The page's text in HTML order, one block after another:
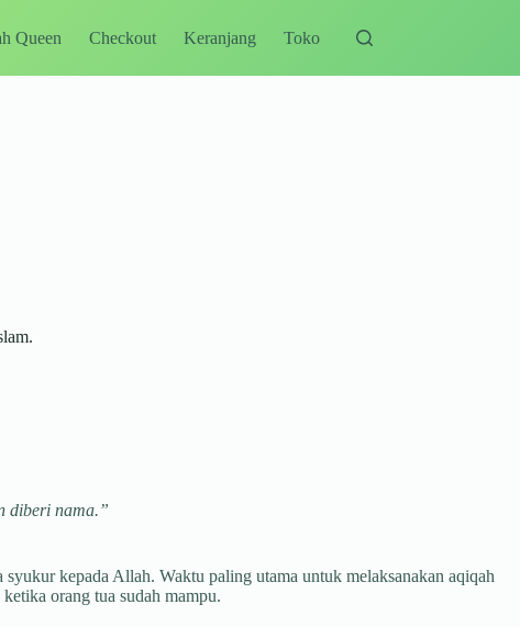
Queen Checkout Keranjang Toko
diberi nama.”
kepada Allah. Waktu paling utama untuk melaksanakan aqiqah
orang tua sudah mampu.